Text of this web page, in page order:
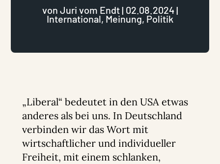
von Juri vom Endt| 02.08.2024|
International, Meinung, Politik
„Liberal“ bedeutet in den USA etwas
anderes als bei uns. In Deutschland
verbinden wir das Wort mit
wirtschaftlicher und individueller
Freiheit, mit einem schlanken,